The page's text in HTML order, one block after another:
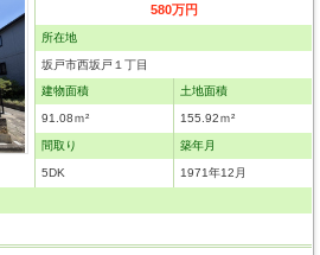
580万円
所在地
坂戸市西坂戸１丁目
建物面積
91.08ｍ²
土地面積
155.92ｍ²
間取り
5DK
築年月
1971年12月